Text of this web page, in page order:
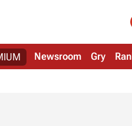
Newsroom Gry